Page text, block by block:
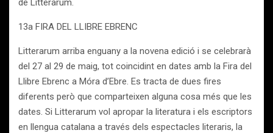
de Litterarum.
13a FIRA DEL LLIBRE EBRENC
Litterarum arriba enguany a la novena edició i se celebrarà
del 27 al 29 de maig, tot coincidint en dates amb la Fira del
Llibre Ebrenc a Móra d’Ebre. Es tracta de dues fires
diferents però que comparteixen alguna cosa més que les
dates. Si Litterarum vol apropar la literatura i els escriptors
en llengua catalana a través dels espectacles literaris, la